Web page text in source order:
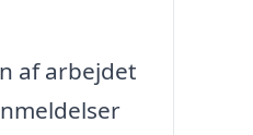
af arbejdet